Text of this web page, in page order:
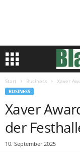
Start Business Xaver
BUSINESS
Xaver
der
10. September 2025